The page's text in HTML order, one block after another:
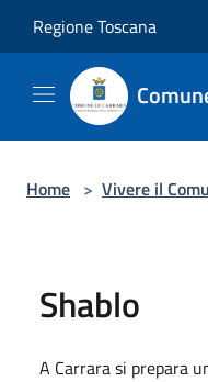
Regione Toscana
Home > Vivere il
Shablo
A Carrara si prepara